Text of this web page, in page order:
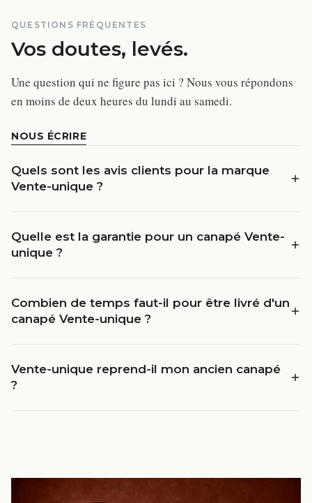
QUESTIONS FRÉQUENTES
Vos doutes, levés.
Une question qui ne figure pas ici ? Nous vous répondons
en moins de deux heures du lundi au samedi.
NOUS ÉCRIRE
Quels sont les avis clients pour la marque
Vente-unique ?
Quelle est la garantie pour un canapé Vente-
unique ?
Combien de temps faut-il pour être livré d'un
canapé Vente-unique ?
Vente-unique reprend-il mon ancien canapé
?